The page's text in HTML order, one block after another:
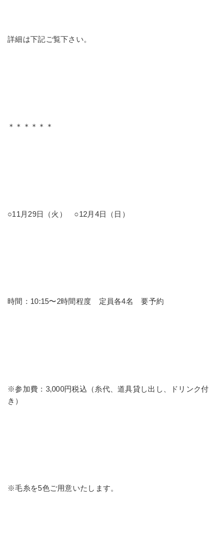
詳細は下記ご覧下さい。
＊＊＊＊＊＊
○11月29日（火） ○12月4日（日）
時間：10:15〜2時間程度 定員各4名 要予約
※参加費：3,000円税込（糸代、道具貸し出し、ドリンク付
き）
※毛糸を5色ご用意いたします。